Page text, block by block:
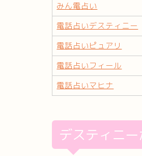
みん電占い
電話占いデスティニー
電話占いピュアリ
電話占いフィール
電話占いマヒナ
デスティニ